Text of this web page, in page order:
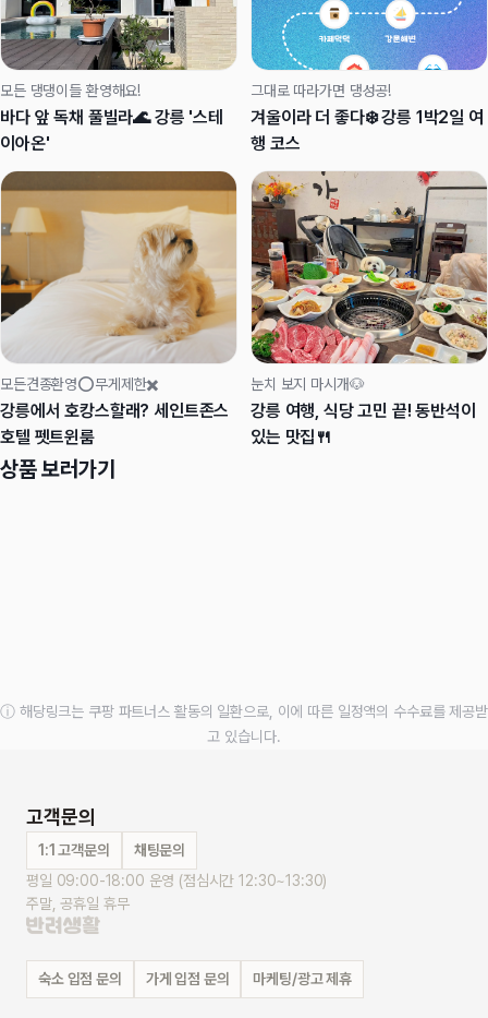
모든 댕댕이들 환영해요!
바다 앞 독채 풀빌라🌊 강릉 '스테
이아온'
그대로 따라가면 댕성공!
겨울이라 더 좋다❄️ 강릉 1박2일 여
행 코스
모든견종환영⭕무게제한✖️
강릉에서 호캉스할래? 세인트존스
호텔 펫트윈룸
눈치 보지 마시개🐶
강릉 여행, 식당 고민 끝! 동반석이
있는 맛집🍴
상품 보러가기
ⓘ 해당링크는 쿠팡 파트너스 활동의 일환으로, 이에 따른 일정액의 수수료를 제공받
고 있습니다.
고객문의
1:1 고객문의
채팅문의
평일 09:00-18:00 운영 (점심시간 12:30~13:30)
주말, 공휴일 휴무
숙소 입점 문의 가게 입점 문의 마케팅/광고 제휴